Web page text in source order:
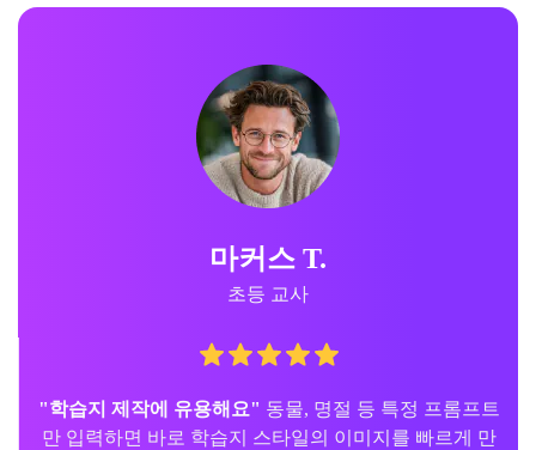
마커스 T.
초등 교사
"학습지 제작에 유용해요" 동물, 명절 등 특정 프롬프트
만 입력하면 바로 학습지 스타일의 이미지를 빠르게 만